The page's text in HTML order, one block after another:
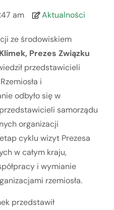
am Aktualności
ze środowiskiem
Prezes Związku
przedstawicieli
i
odbyło się w
samorządu
organizacji
cyklu wizyt Prezesa
w całym kraju,
i wymianie
rzemiosła.
przedstawił